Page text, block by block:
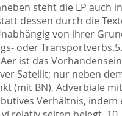
steht die LP
dessen durch die
von ihrer
oder
ist das
Satellit; nur neben
(mit BN), Adverbiale
Verhältnis, indem